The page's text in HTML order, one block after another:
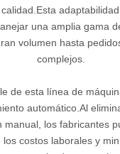
una amplia gama
volumen hasta
complejos.
de esta línea de
automático.Al
manual, los fabricantes
costos laborales y